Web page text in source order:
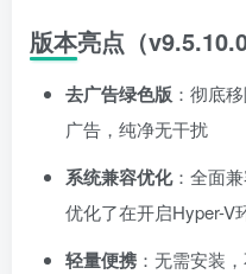
版本亮点（v9.5.10.0
去广告绿色版 ：彻底
广告，纯净无干扰
系统兼容优化：全面
优化了在开启Hyper-V
轻量便携 ：无需安装